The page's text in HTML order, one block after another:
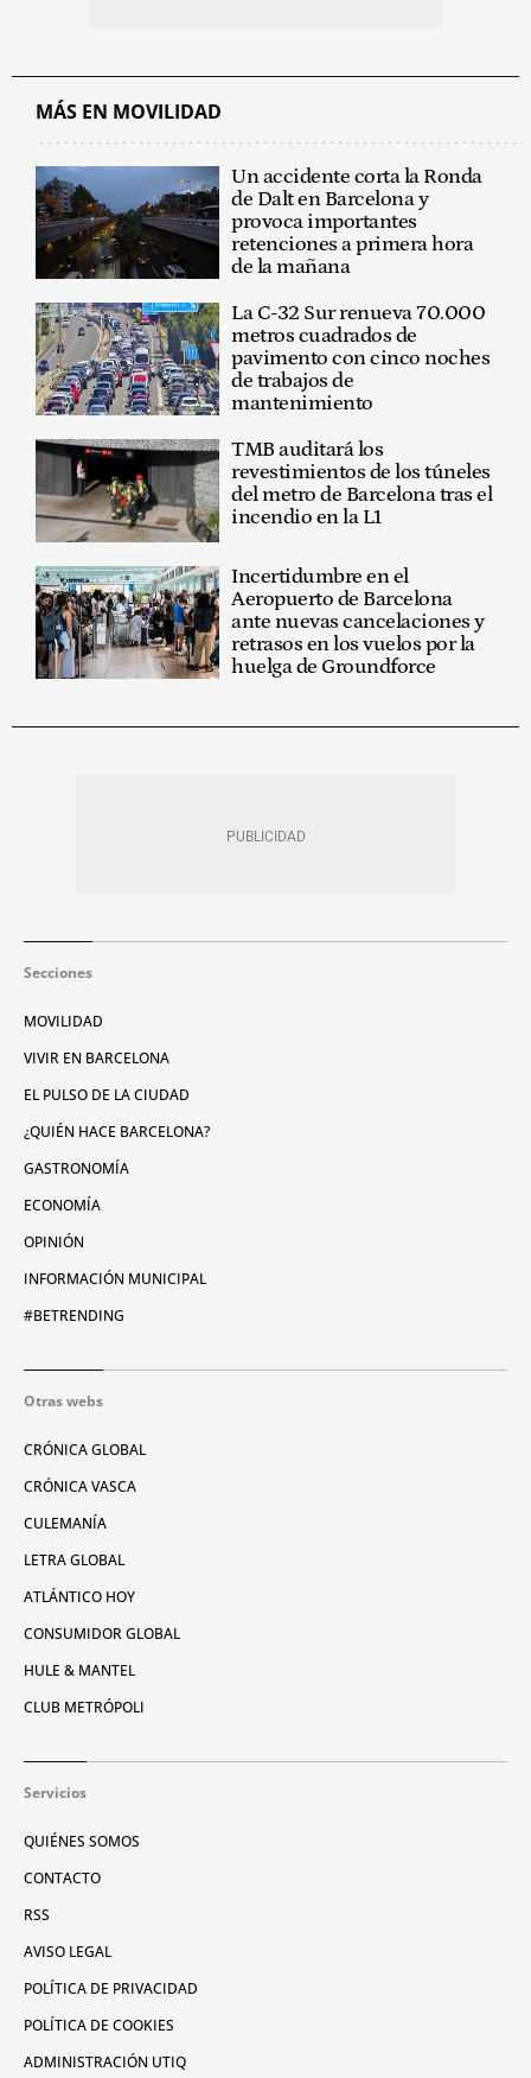
MÁS EN MOVILIDAD
Un accidente corta la Ronda
de Dalt en Barcelona y
provoca importantes
retenciones a primera hora
de la mañana
La C-32 Sur renueva 70.000
metros cuadrados de
pavimento con cinco noches
de trabajos de
mantenimiento
TMB auditará los
revestimientos de los túneles
del metro de Barcelona tras el
incendio en la L1
Incertidumbre en el
Aeropuerto de Barcelona
ante nuevas cancelaciones y
retrasos en los vuelos por la
huelga de Groundforce
Secciones
MOVILIDAD
VIVIR EN BARCELONA
EL PULSO DE LA CIUDAD
¿QUIÉN HACE BARCELONA?
GASTRONOMÍA
ECONOMÍA
OPINIÓN
INFORMACIÓN MUNICIPAL
#BETRENDING
Otras webs
CRÓNICA GLOBAL
CRÓNICA VASCA
CULEMANÍA
LETRA GLOBAL
ATLÁNTICO HOY
CONSUMIDOR GLOBAL
HULE & MANTEL
CLUB METRÓPOLI
Servicios
QUIÉNES SOMOS
CONTACTO
RSS
AVISO LEGAL
POLÍTICA DE PRIVACIDAD
POLÍTICA DE COOKIES
ADMINISTRACIÓN UTIQ